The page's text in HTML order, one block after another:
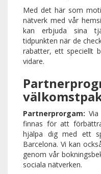
Med det här som
nätverk med vår
kan erbjuda sina
tidpunkten när de
rabatter, ett speciellt
vidare.
Partnerprorgam:
finnas för att
hjälpa dig med ett
Barcelona. Vi kan
genom vår
sociala nätverken.